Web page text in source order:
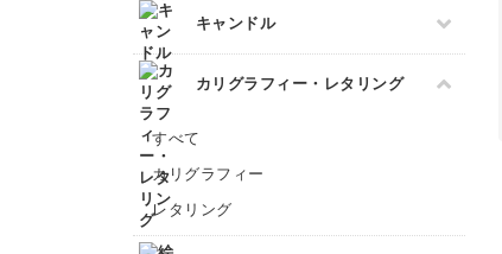
色鉛筆
油絵
水彩画
デジタルイラスト
日本画
スカルプネイル
ネイルケア
ジェルネイル
すべて
プラバンアクセサリー
クレイ
レジンアクセサリー
ワイヤーアクセサリー
ビーズアクセサリー
キャンドル
すべて
キャンドルホルダー
マーブルキャンドル
スイーツキャンドル
ソイキャンドル
カリグラフィー・レタリング
すべて
カリグラフィー
レタリング